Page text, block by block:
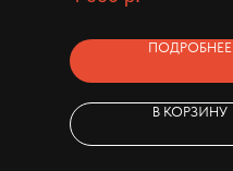
ПОДРОБНЕЕ
В КОРЗИНУ